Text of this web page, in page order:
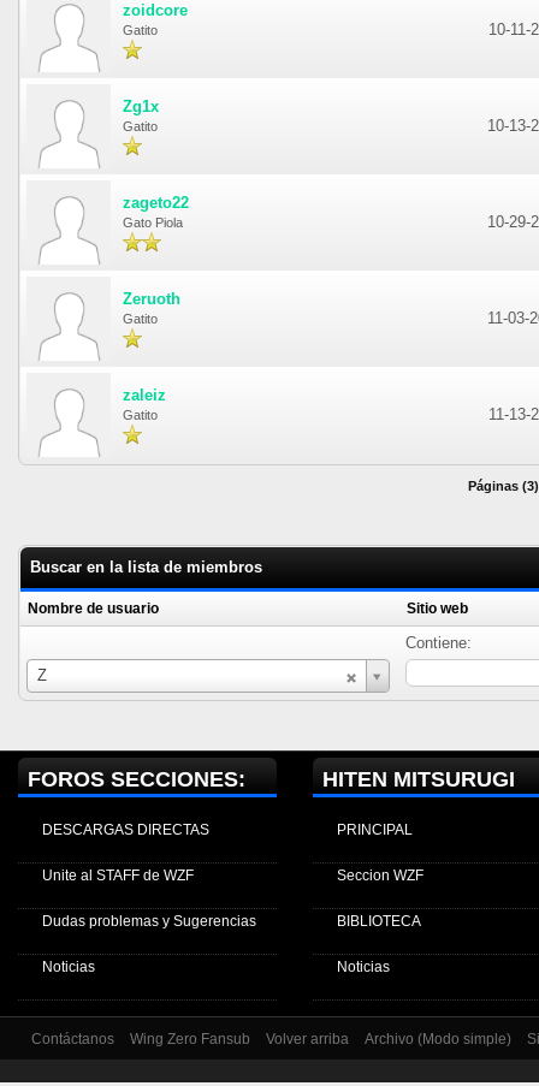
zoidcore
Gatito 10-11-
Zg1x
Gatito 10-13-
zageto22
Gato Piola 10-29-
Zeruoth
Gatito 11-03-
zaleiz
Gatito 11-13-
Páginas
Buscar en la lista de miembros
Nombre de usuario Sitio web
Z
Nombre
de
Contiene:
FOROS SECCIONES:
DESCARGAS DIRECTAS
Unite al STAFF de WZF
Dudas problemas y Sugerencias
Noticias
HITEN MITSURUGI
PRINCIPAL
Seccion WZF
BIBLIOTECA
Noticias
Contáctanos Wing Zero Fansub Volver arriba Archivo (Modo simple)